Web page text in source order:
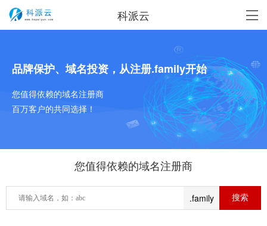
科派云
品牌保护、域名投资，从注册.family开始
您值得依赖的域名注册商
百万客户的共同选择！
您值得依赖的域名注册商
.family